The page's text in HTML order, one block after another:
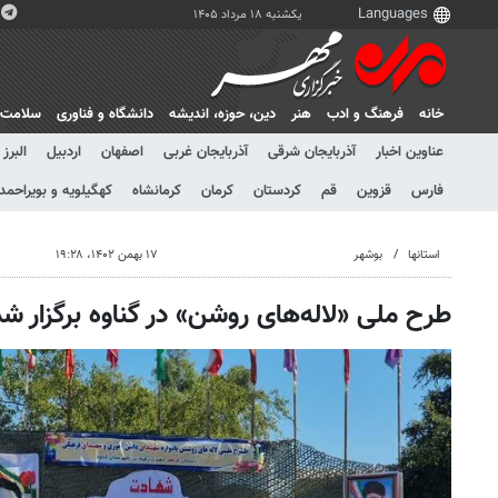
یکشنبه ۱۸ مرداد ۱۴۰۵
خانه فرهنگ و ادب هنر دين، حوزه، انديشه دانشگاه و فناوری
سلامت
عناوین اخبار
آذربایجان شرقی آذربایجان غربی اصفهان اردبیل
البرز
فارس
قزوین قم کردستان کرمان کرمانشاه کهگیلویه و بویراحمد
استانها بوشهر ۱۷ بهمن ۱۴۰۲، ۱۹:۲۸
طرح ملی «لاله‌های روشن» در گناوه برگزار